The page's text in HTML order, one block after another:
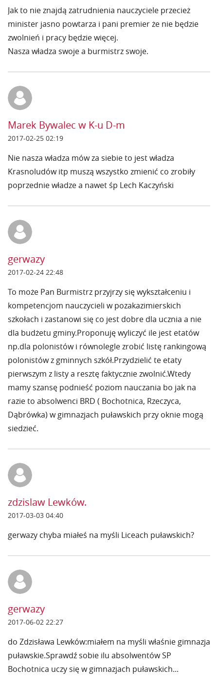
Jak to nie znajdą zatrudnienia nauczyciele przecież
minister jasno powtarza i pani premier że nie będzie
zwolnień i pracy będzie więcej.
Nasza władza swoje a burmistrz swoje.
Marek Bywalec w K-u D-m
2017-02-25 02:19
Nie nasza władza mów za siebie to jest władza
Krasnoludów itp muszą wszystko zmienić co zrobiły
poprzednie władze a nawet śp Lech Kaczyński
gerwazy
2017-02-24 22:48
To może Pan Burmistrz przyjrzy się wykształceniu i
kompetencjom nauczycieli w pozakazimierskich
szkołach i zastanowi się co jest dobre dla ucznia a nie
dla budżetu gminy.Proponuję wyliczyć ile jest etatów
np.dla polonistów i równolegle zrobić listę rankingową
polonistów z gminnych szkół.Przydzielić te etaty
pierwszym z listy a resztę faktycznie zwolnić.Wtedy
mamy szansę podnieść poziom nauczania bo jak na
razie to absolwenci BRD ( Bochotnica, Rzeczyca,
Dąbrówka) w gimnazjach puławskich przy oknie mogą
siedzieć.
zdzislaw Lewków.
2017-03-03 04:40
gerwazy chyba miałeś na myśli Liceach puławskich?
gerwazy
2017-06-02 22:27
do Zdzisława Lewków:miałem na myśli właśnie gimnazja
puławskie.Sprawdź sobie ilu absolwentów SP
Bochotnica uczy się w gimnazjach puławskich...